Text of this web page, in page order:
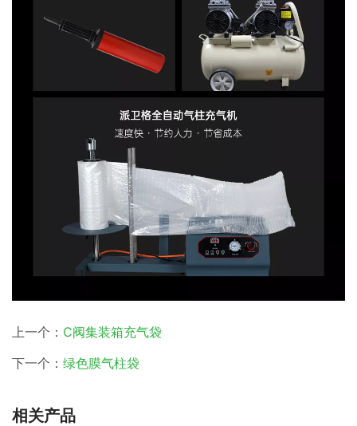
上一个： C阀集装箱充气袋
下一个： 绿色膜气柱袋
相关产品